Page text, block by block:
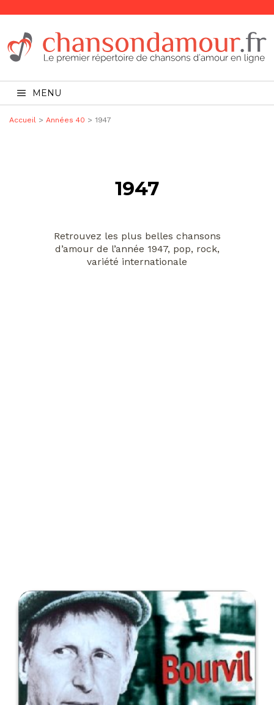
MENU
Accueil > Années 40 > 1947
1947
Retrouvez les plus belles chansons
d’amour de l’année 1947, pop, rock,
variété internationale